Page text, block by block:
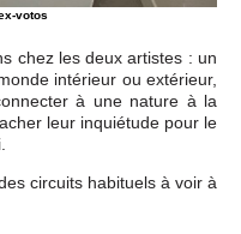
votos
chez les deux artistes : un
intérieur ou extérieur,
à une nature à la
leur inquiétude pour le
circuits habituels à voir à